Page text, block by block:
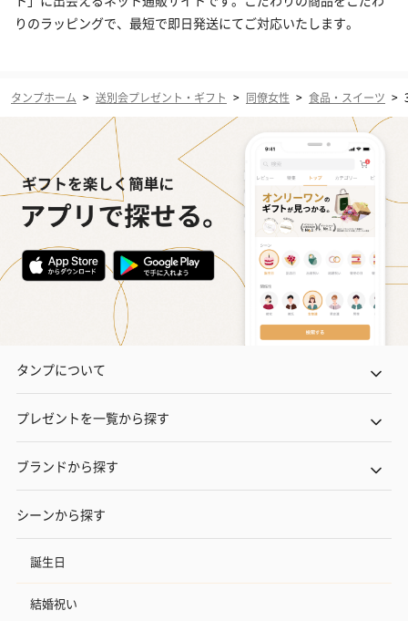
りのラッピングで、最短で即日発送にてご対応いたします。
タンプホーム > 送別会プレゼント・ギフト > 同僚女性 > 食品・スイーツ >
タンプについて
プレゼントを一覧から探す
ブランドから探す
シーンから探す
誕生日
結婚祝い